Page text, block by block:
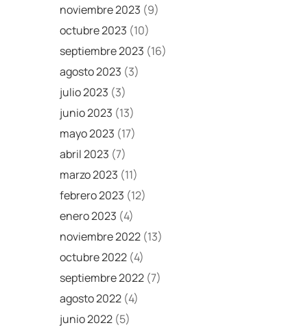
noviembre 2023 (9)
octubre 2023 (10)
septiembre 2023 (16)
agosto 2023 (3)
julio 2023 (3)
junio 2023 (13)
mayo 2023 (17)
abril 2023 (7)
marzo 2023 (11)
febrero 2023 (12)
enero 2023 (4)
noviembre 2022 (13)
octubre 2022 (4)
septiembre 2022 (7)
agosto 2022 (4)
junio 2022 (5)